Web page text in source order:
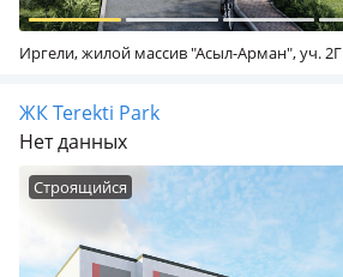
Иргели, жилой массив "Асыл-Арман", уч. 2Г
ЖК Terekti Park
Нет данных
Строящийся